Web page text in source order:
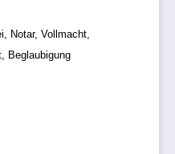
Notar, Vollmacht,
Beglaubigung